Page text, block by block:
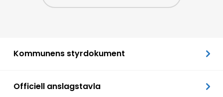
Kommunens styrdokument
Officiell anslagstavla